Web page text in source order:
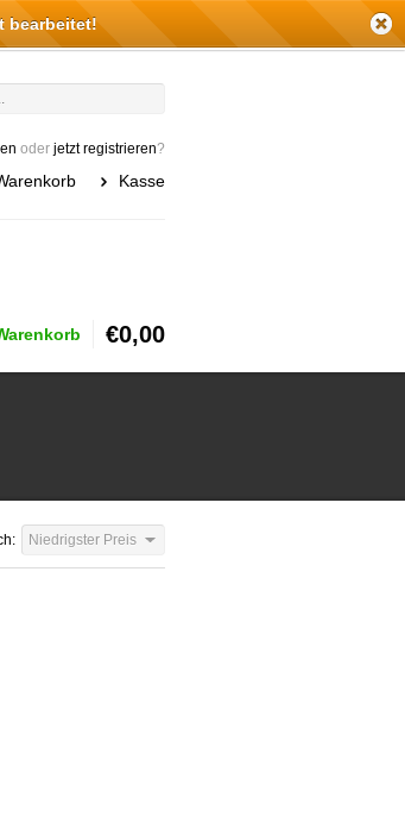
oder jetzt registrieren?
Kasse
€0,00
Niedrigster Preis
bearbeitet!